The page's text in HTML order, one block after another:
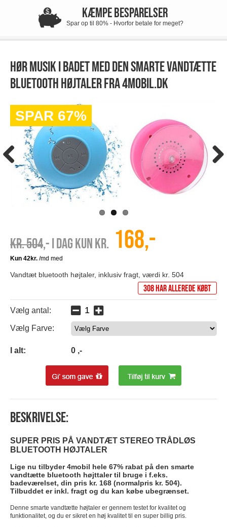
KÆMPE BESPARELSER
Spar op til 80% - Hvorfor betale for meget?
Hør musik i badet med den smarte vandtætte
bluetooth højtaler fra 4mobil.dk
SPAR 67%
Kr. 504,- I dag kun kr. 168,-
Vandtæt bluetooth højtaler, inklusiv fragt, værdi kr. 504
308 har allerede købt
Vælg antal:
Vælg Farve:
I alt: 0 ,-
Beskrivelse:
SUPER PRIS PÅ VANDTÆT STEREO TRÅDLØS
BLUETOOTH HØJTALER
Lige nu tilbyder 4mobil hele 67% rabat på den smarte
vandtætte bluetooth højttaler til bruge i f.eks.
badeværelset, din pris kr. 168 (normalpris kr. 504).
Tilbuddet er inkl. fragt og du kan købe ubegrænset.
Denne smarte vandtætte højtaler er gennem testet for kvalitet og
funktionalitet, og du er sikret en høj kvalitet til en super billig pris.